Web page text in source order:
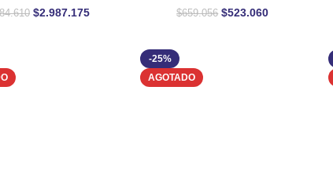
$2.987.175
Visual
$659.056 $523.060
-25%
AGOTADO